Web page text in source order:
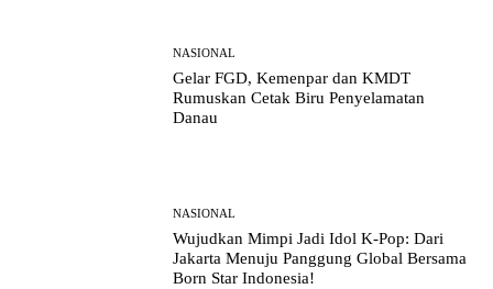
NASIONAL
Gelar FGD, Kemenpar dan KMDT
Rumuskan Cetak Biru Penyelamatan
Danau
NASIONAL
Wujudkan Mimpi Jadi Idol K-Pop: Dari
Jakarta Menuju Panggung Global Bersama
Born Star Indonesia!